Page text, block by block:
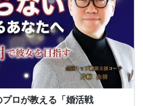
プロが教える「婚活戦